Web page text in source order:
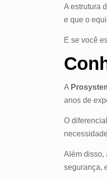
A estrutura
e que o
E se você
A
anos de
O
Além disso,
segurança,